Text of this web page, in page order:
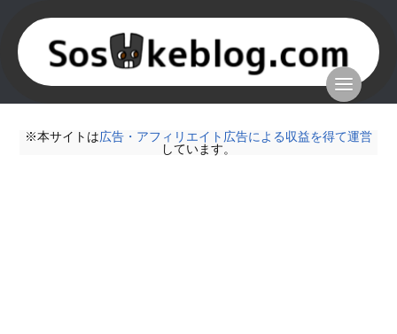
※本サイトは広告・アフィリエイト広告による収益を得て運営
しています。